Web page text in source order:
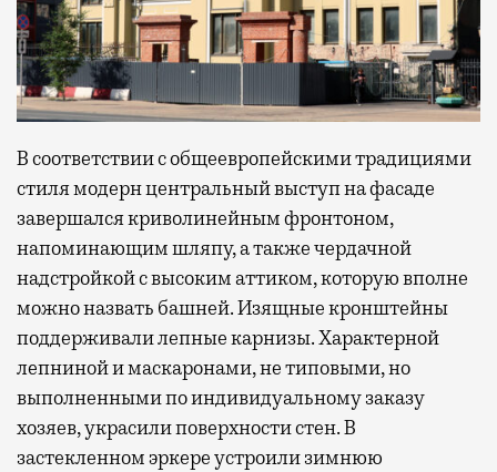
В соответствии с общеевропейскими традициями
стиля модерн центральный выступ на фасаде
завершался криволинейным фронтоном,
напоминающим шляпу, а также чердачной
надстройкой с высоким аттиком, которую вполне
можно назвать башней. Изящные кронштейны
поддерживали лепные карнизы. Характерной
лепниной и маскаронами, не типовыми, но
выполненными по индивидуальному заказу
хозяев, украсили поверхности стен. В
застекленном эркере устроили зимнюю